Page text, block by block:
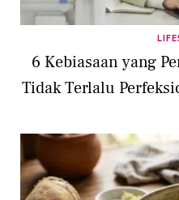
6 Kebiasaan yang
Tidak Terlalu